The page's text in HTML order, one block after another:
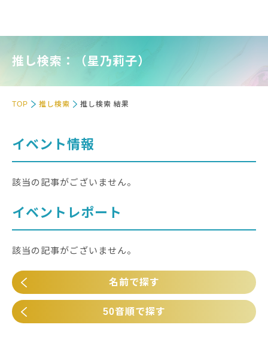
推し検索：（星乃莉子）
TOP 推し検索 推し検索 結果
イベント情報
該当の記事がございません。
イベントレポート
該当の記事がございません。
名前で探す
50音順で探す